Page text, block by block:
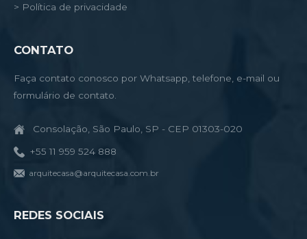
> Política de privacidade
CONTATO
Faça contato conosco por Whatsapp, telefone, e-mail ou
formulário de contato.
Consolação, São Paulo, SP - CEP 01303-020
+55 11 959 524 888
arquitecasa@arquitecasa.com.br
REDES SOCIAIS